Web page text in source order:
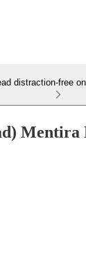
distraction-free
Mentira